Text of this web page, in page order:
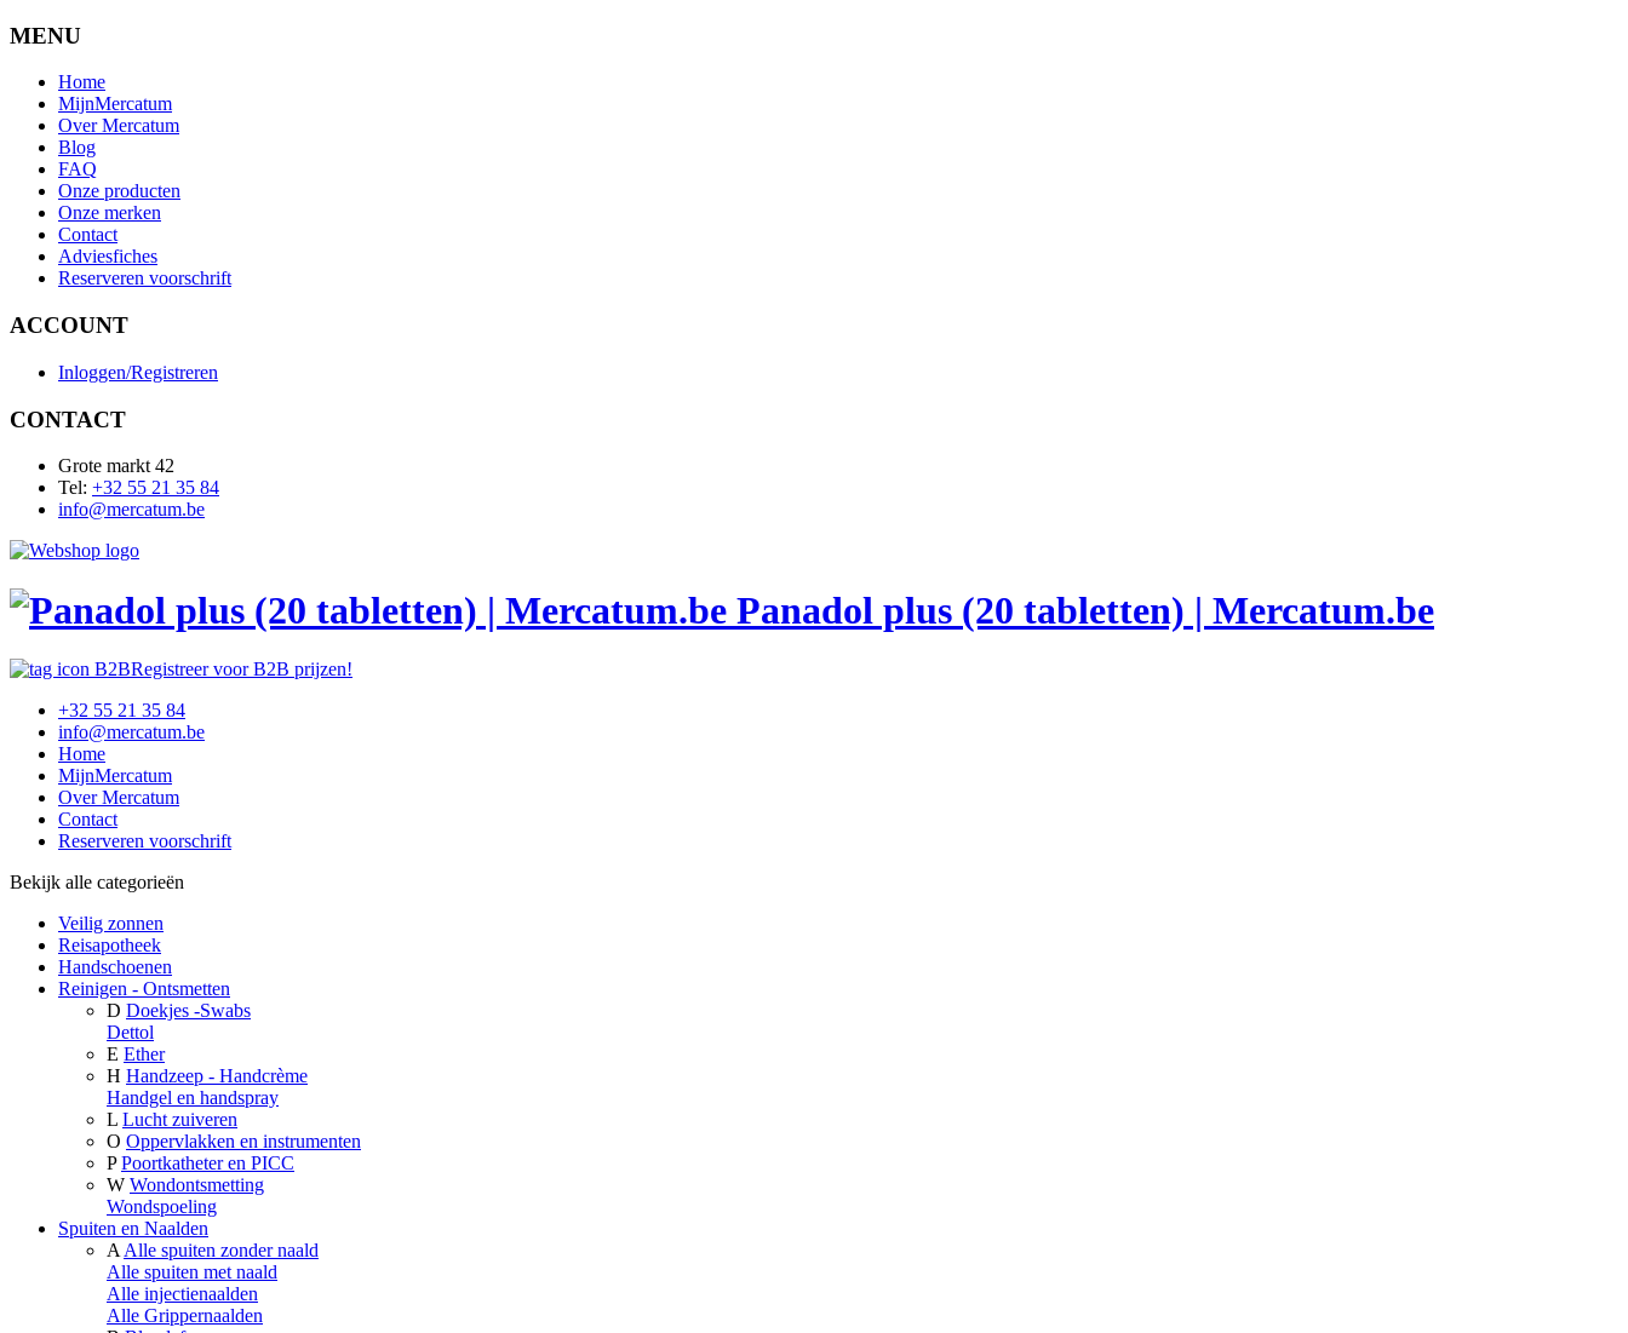
MENU
Home
MijnMercatum
Over Mercatum
Blog
FAQ
Onze producten
Onze merken
Contact
Adviesfiches
Reserveren voorschrift
ACCOUNT
Inloggen/Registreren
CONTACT
Grote markt 42
Tel: +32 55 21 35 84
info@mercatum.be
Panadol plus (20 tabletten) | Mercatum.be
Registreer voor B2B prijzen!
+32 55 21 35 84
info@mercatum.be
Home
MijnMercatum
Over Mercatum
Contact
Reserveren voorschrift
Bekijk alle categorieën
Veilig zonnen
Reisapotheek
Handschoenen
Reinigen - Ontsmetten
D Doekjes -Swabs
Dettol
E Ether
H Handzeep - Handcrème
Handgel en handspray
L Lucht zuiveren
O Oppervlakken en instrumenten
P Poortkatheter en PICC
W Wondontsmetting
Wondspoeling
Spuiten en Naalden
A Alle spuiten zonder naald
Alle spuiten met naald
Alle injectienaalden
Alle Grippernaalden